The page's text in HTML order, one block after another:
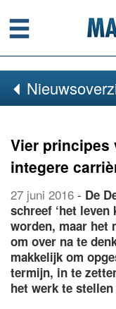
Menu
Vier principes
integere
27 juni 2016 - De
schreef ‘het
worden, maar het
om over na te
makkelijk om
termijn, in te
het werk te